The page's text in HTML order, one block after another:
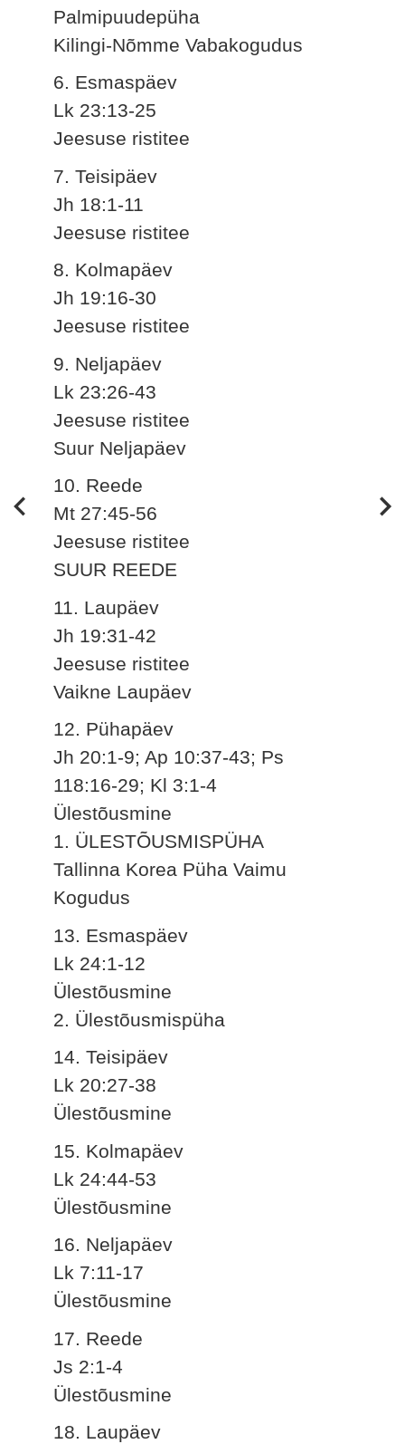
Palmipuudepüha
Kilingi-Nõmme Vabakogudus
6. Esmaspäev
Lk 23:13-25
Jeesuse ristitee
7. Teisipäev
Jh 18:1-11
Jeesuse ristitee
8. Kolmapäev
Jh 19:16-30
Jeesuse ristitee
9. Neljapäev
Lk 23:26-43
Jeesuse ristitee
Suur Neljapäev
10. Reede
Mt 27:45-56
Jeesuse ristitee
SUUR REEDE
11. Laupäev
Jh 19:31-42
Jeesuse ristitee
Vaikne Laupäev
12. Pühapäev
Jh 20:1-9; Ap 10:37-43; Ps
118:16-29; Kl 3:1-4
Ülestõusmine
1. ÜLESTÕUSMISPÜHA
Tallinna Korea Püha Vaimu
Kogudus
13. Esmaspäev
Lk 24:1-12
Ülestõusmine
2. Ülestõusmispüha
14. Teisipäev
Lk 20:27-38
Ülestõusmine
15. Kolmapäev
Lk 24:44-53
Ülestõusmine
16. Neljapäev
Lk 7:11-17
Ülestõusmine
17. Reede
Js 2:1-4
Ülestõusmine
18. Laupäev